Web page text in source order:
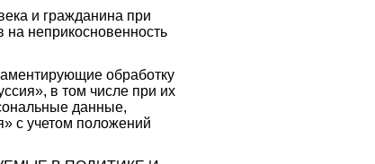
и гражданина при
неприкосновенность
обработку
в том числе при их
данные,
с учетом положений